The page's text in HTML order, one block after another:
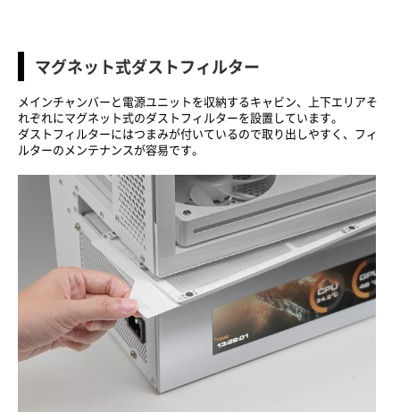
マグネット式ダストフィルター
メインチャンバーと電源ユニットを収納するキャビン、上下エリアそ
れぞれにマグネット式のダストフィルターを設置しています。
ダストフィルターにはつまみが付いているので取り出しやすく、フィ
ルターのメンテナンスが容易です。